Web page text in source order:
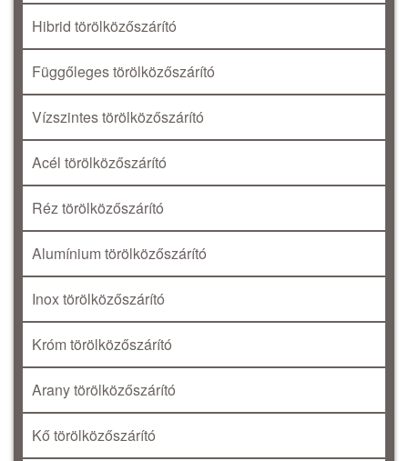
Hibrid törölközőszárító
Függőleges törölközőszárító
Vízszintes törölközőszárító
Acél törölközőszárító
Réz törölközőszárító
Alumínium törölközőszárító
Inox törölközőszárító
Króm törölközőszárító
Arany törölközőszárító
Kő törölközőszárító